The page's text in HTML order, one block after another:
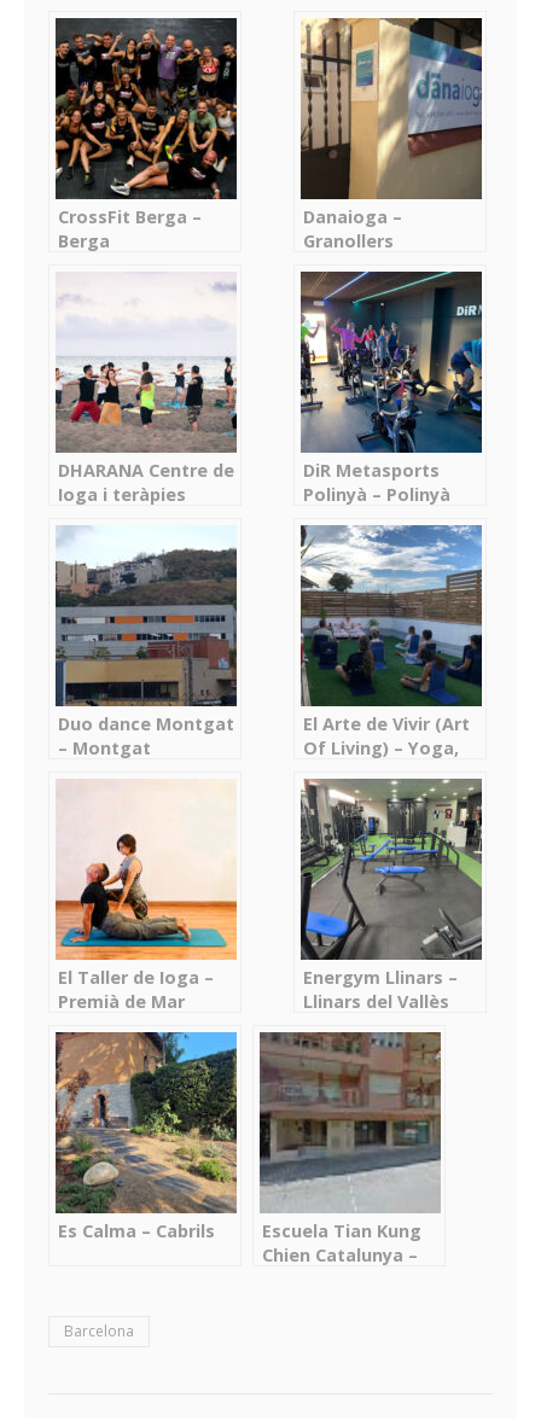
Masquefa
Antoni Gaudi 10 –
Matadepera
CrossFit Berga –
Berga
Danaioga –
Granollers
DHARANA Centre de
Ioga i teràpies
EcoBotiga – Sant
Boi de Llobregat
DiR Metasports
Polinyà – Polinyà
Duo dance Montgat
– Montgat
El Arte de Vivir (Art
Of Living) – Yoga,
Meditación –
Barberà del Vallès
El Taller de Ioga –
Premià de Mar
Energym Llinars –
Llinars del Vallès
Es Calma – Cabrils
Escuela Tian Kung
Chien Catalunya –
Barcelona